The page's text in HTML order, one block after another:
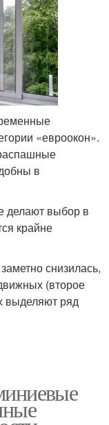
«евроокон».
в
делают выбор в
крайне
снизилась,
(второе
выделяют ряд